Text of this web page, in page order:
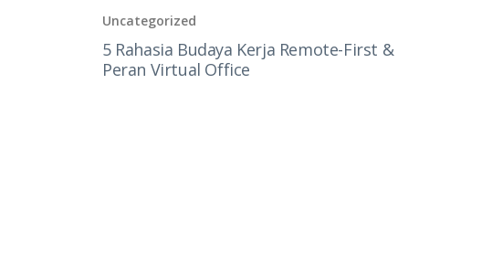
Uncategorized
5 Rahasia Budaya Kerja Remote-First &
Peran Virtual Office